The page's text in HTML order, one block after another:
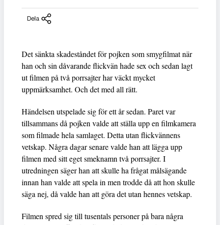
Dela
Det sänkta skadeståndet för pojken som smygfilmat när
han och sin dåvarande flickvän hade sex och sedan lagt
ut filmen på två porrsajter har väckt mycket
uppmärksamhet. Och det med all rätt.
Händelsen utspelade sig för ett år sedan. Paret var
tillsammans då pojken valde att ställa upp en filmkamera
som filmade hela samlaget. Detta utan flickvännens
vetskap. Några dagar senare valde han att lägga upp
filmen med sitt eget smeknamn två porrsajter. I
utredningen säger han att skulle ha frågat målsägande
innan han valde att spela in men trodde då att hon skulle
säga nej, då valde han att göra det utan hennes vetskap.
Filmen spred sig till tusentals personer på bara några